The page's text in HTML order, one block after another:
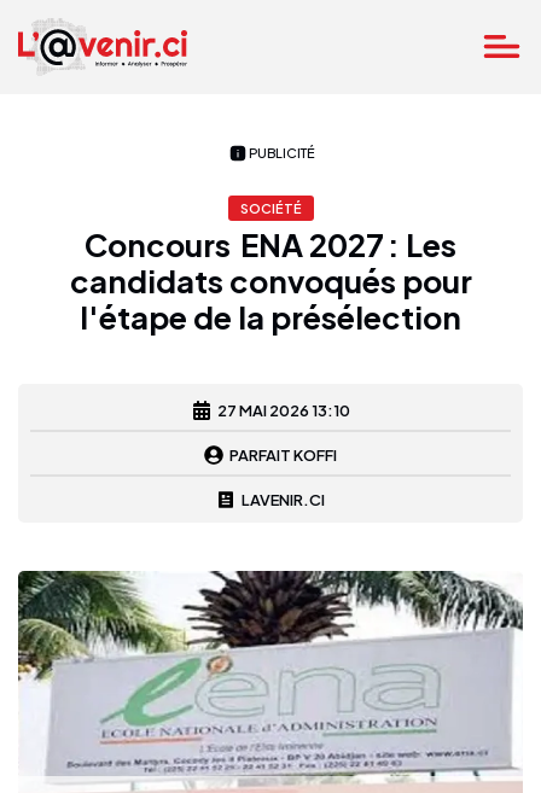
PUBLICITÉ
SOCIÉTÉ
Concours ENA 2027 : Les
candidats convoqués pour
l'étape de la présélection
27 MAI 2026 13:10
PARFAIT KOFFI
LAVENIR.CI